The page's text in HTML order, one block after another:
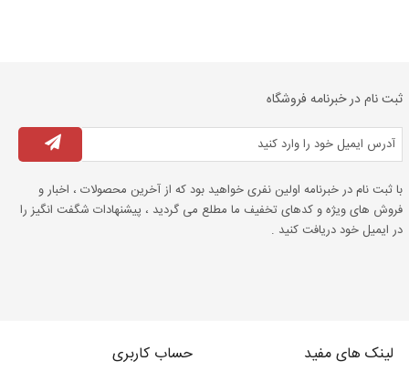
ثبت نام در خبرنامه فروشگاه
با ثبت نام در خبرنامه اولین نفری خواهید بود که از آخرین محصولات ، اخبار و
فروش های ویژه و کدهای تخفیف ما مطلع می گردید ، پیشنهادات شگفت انگیز را
در ایمیل خود دریافت کنید .
لینک های مفید حساب کاربری